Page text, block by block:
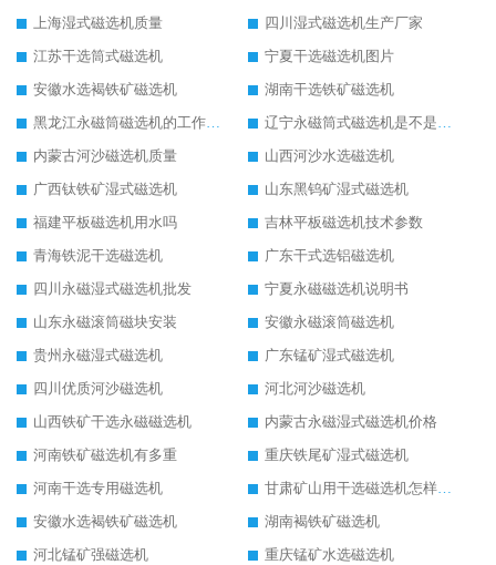
上海湿式磁选机质量
四川湿式磁选机生产厂家
江苏干选筒式磁选机
宁夏干选磁选机图片
安徽水选褐铁矿磁选机
湖南干选铁矿磁选机
黑龙江永磁筒磁选机的工作原理
辽宁永磁筒式磁选机是不是强磁
内蒙古河沙磁选机质量
山西河沙水选磁选机
广西钛铁矿湿式磁选机
山东黑钨矿湿式磁选机
福建平板磁选机用水吗
吉林平板磁选机技术参数
青海铁泥干选磁选机
广东干式选铝磁选机
四川永磁湿式磁选机批发
宁夏永磁磁选机说明书
山东永磁滚筒磁块安装
安徽永磁滚筒磁选机
贵州永磁湿式磁选机
广东锰矿湿式磁选机
四川优质河沙磁选机
河北河沙磁选机
山西铁矿干选永磁磁选机
内蒙古永磁湿式磁选机价格
河南铁矿磁选机有多重
重庆铁尾矿湿式磁选机
河南干选专用磁选机
甘肃矿山用干选磁选机怎样调磁
安徽水选褐铁矿磁选机
湖南褐铁矿磁选机
河北锰矿强磁选机
重庆锰矿水选磁选机